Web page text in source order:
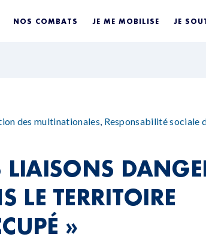
NOS COMBATS JE ME MOBILISE JE
des multinationales, Responsabilité sociale
LIAISONS
LE TERRITOIRE
»